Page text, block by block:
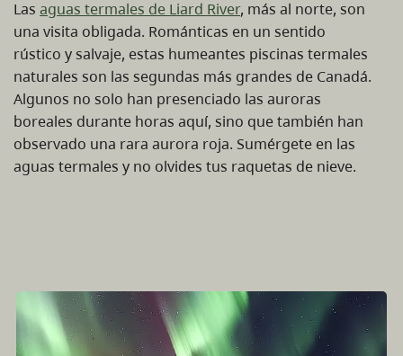
Las aguas termales de Liard River, más al norte, son
una visita obligada. Románticas en un sentido
rústico y salvaje, estas humeantes piscinas termales
naturales son las segundas más grandes de Canadá.
Algunos no solo han presenciado las auroras
boreales durante horas aquí, sino que también han
observado una rara aurora roja. Sumérgete en las
aguas termales y no olvides tus raquetas de nieve.